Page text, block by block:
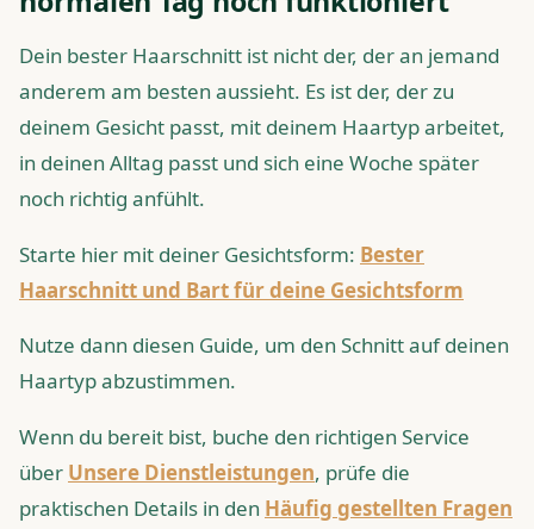
Dein bester Haarschnitt ist nicht der, der an jemand
anderem am besten aussieht. Es ist der, der zu
deinem Gesicht passt, mit deinem Haartyp arbeitet,
in deinen Alltag passt und sich eine Woche später
noch richtig anfühlt.
Starte hier mit deiner Gesichtsform: Bester
Haarschnitt und Bart für deine Gesichtsform
Nutze dann diesen Guide, um den Schnitt auf deinen
Haartyp abzustimmen.
Wenn du bereit bist, buche den richtigen Service
über Unsere Dienstleistungen, prüfe die
praktischen Details in den Häufig gestellten Fragen